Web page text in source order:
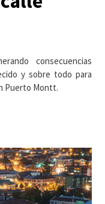
consecuencias
y sobre todo para
Puerto Montt.